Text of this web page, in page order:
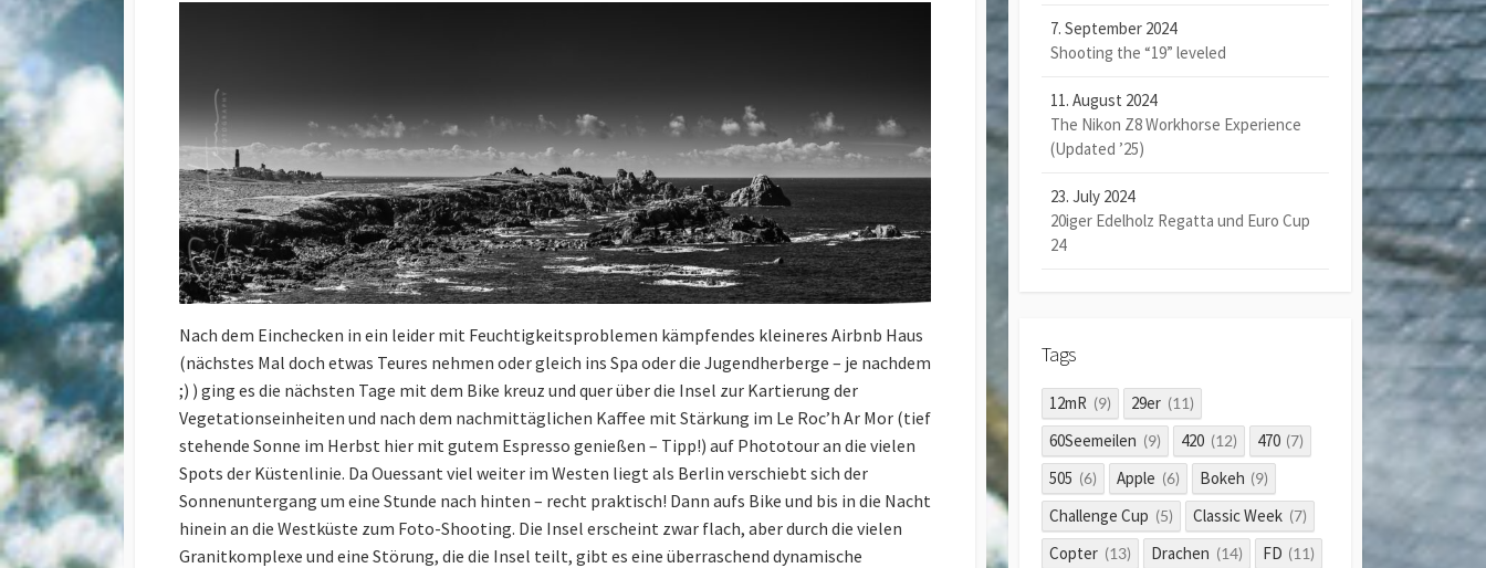
Nach dem Einchecken in ein leider mit Feuchtigkeitsproblemen kämpfendes kleineres Airbnb Haus
(nächstes Mal doch etwas Teures nehmen oder gleich ins Spa oder die Jugendherberge – je nachdem
;) ) ging es die nächsten Tage mit dem Bike kreuz und quer über die Insel zur Kartierung der
Vegetationseinheiten und nach dem nachmittäglichen Kaffee mit Stärkung im Le Roc’h Ar Mor (tief
stehende Sonne im Herbst hier mit gutem Espresso genießen – Tipp!) auf Phototour an die vielen
Spots der Küstenlinie. Da Ouessant viel weiter im Westen liegt als Berlin verschiebt sich der
Sonnenuntergang um eine Stunde nach hinten – recht praktisch! Dann aufs Bike und bis in die Nacht
hinein an die Westküste zum Foto-Shooting. Die Insel erscheint zwar flach, aber durch die vielen
Granitkomplexe und eine Störung, die die Insel teilt, gibt es eine überraschend dynamische
7. September 2024
Shooting the “19” leveled
11. August 2024
The Nikon Z8 Workhorse Experience
(Updated ’25)
23. July 2024
20iger Edelholz Regatta und Euro Cup
24
Tags
12mR (9) 29er (11)
60Seemeilen (9) 420 (12) 470 (7)
505 (6) Apple (6) Bokeh (9)
Challenge Cup (5) Classic Week (7)
Copter (13) Drachen (14) FD (11)